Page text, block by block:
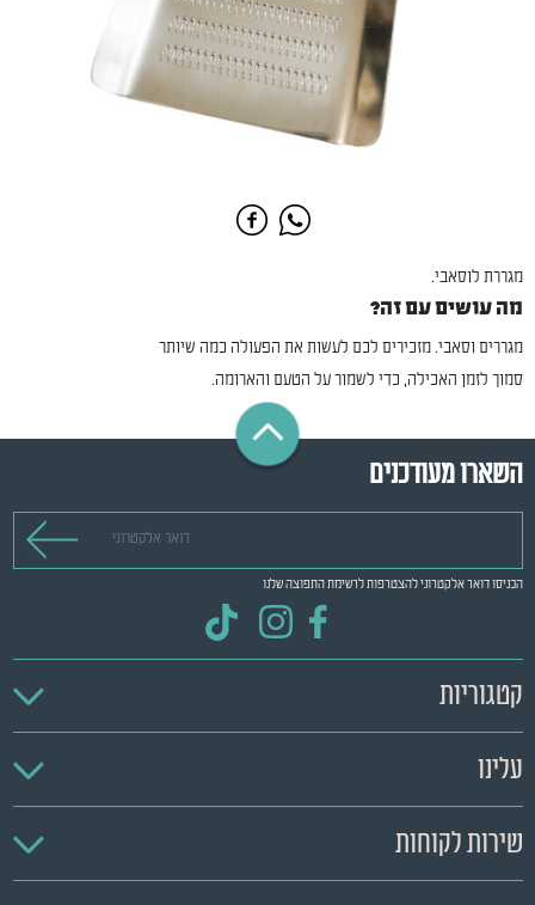
מגררת לוסאבי.
מה עושים עם זה?
מגררים וסאבי. מזכירים לכם לעשות את הפעולה כמה שיותר
סמוך לזמן האכילה, כדי לשמור על הטעם והארומה.
השארו מעודכנים
הכניסו דואר אלקטרוני להצטרפות לרשימת התפוצה שלנו
קטגוריות
עלינו
שירות לקוחות